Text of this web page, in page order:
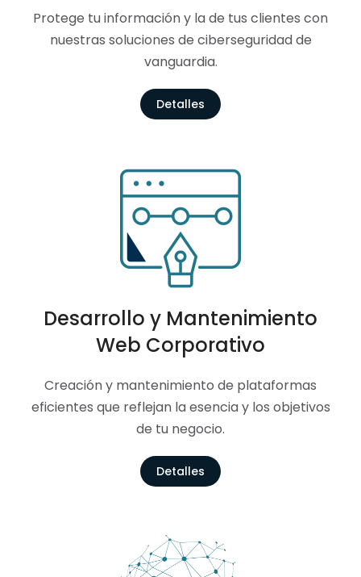
Protege tu información y la de tus clientes con
nuestras soluciones de ciberseguridad de
vanguardia.
Detalles
Desarrollo y Mantenimiento
Web Corporativo
Creación y mantenimiento de plataformas
eficientes que reflejan la esencia y los objetivos
de tu negocio.
Detalles